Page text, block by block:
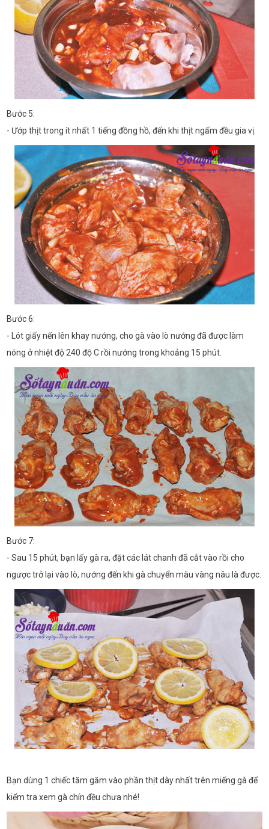
Bước 5:
- Ướp thịt trong ít nhất 1 tiếng đồng hồ, đến khi thịt ngấm đều gia vị.
Bước 6:
- Lót giấy nến lên khay nướng, cho gà vào lò nướng đã được làm
nóng ở nhiệt độ 240 độ C rồi nướng trong khoảng 15 phút.
Bước 7:
- Sau 15 phút, bạn lấy gà ra, đặt các lát chanh đã cắt vào rồi cho
ngược trở lại vào lò, nướng đến khi gà chuyển màu vàng nâu là được.
Bạn dùng 1 chiếc tăm găm vào phần thịt dày nhất trên miếng gà để
kiểm tra xem gà chín đều chưa nhé!